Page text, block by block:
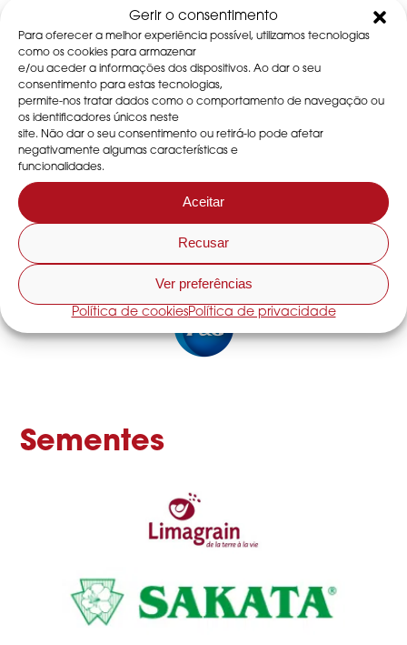
Gerir o consentimento
Para oferecer a melhor experiência possível, utilizamos tecnologias
como os cookies para armazenar
e/ou aceder a informações dos dispositivos. Ao dar o seu
consentimento para estas tecnologias,
permite-nos tratar dados como o comportamento de navegação ou
os identificadores únicos neste
site. Não dar o seu consentimento ou retirá-lo pode afetar
negativamente algumas características e
funcionalidades.
Aceitar
Recusar
Ver preferências
Política de cookiesPolítica de privacidade
Indústria química
Sementes